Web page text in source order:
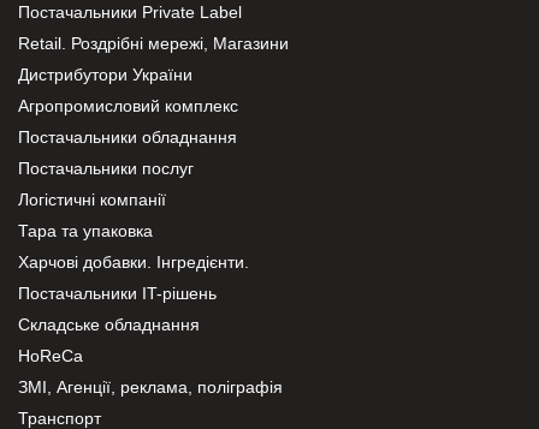
Постачальники Private Label
Retail. Роздрібні мережі, Магазини
Дистрибутори України
Агропромисловий комплекс
Постачальники обладнання
Постачальники послуг
Логістичні компанії
Тара та упаковка
Харчові добавки. Інгредієнти.
Постачальники IT-рішень
Складське обладнання
HoReCa
ЗМІ, Агенції, реклама, поліграфія
Транспорт